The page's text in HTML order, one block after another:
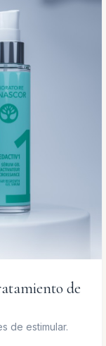
de
de estimular.